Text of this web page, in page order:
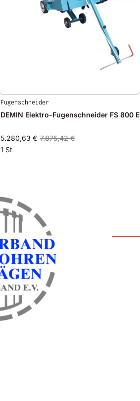
Fugenschneider
DEMIN Elektro-Fugenschneider FS 800 E
5.280,63 € 7.875,42 €
1 St